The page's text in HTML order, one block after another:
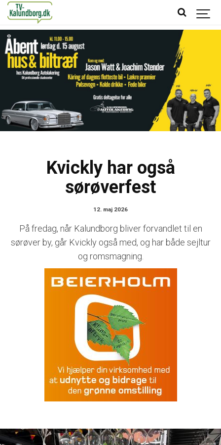
Kvickly har også
sørøverfest
12. maj 2026
På fredag, når Kalundborg bliver forvandlet til en
sørøver by, går Kvickly også med, og har både sejltur
og romsmagning.